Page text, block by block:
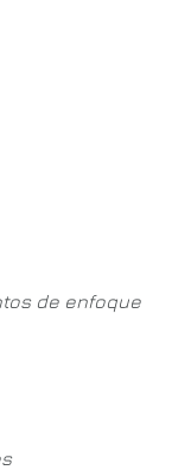
de enfoque